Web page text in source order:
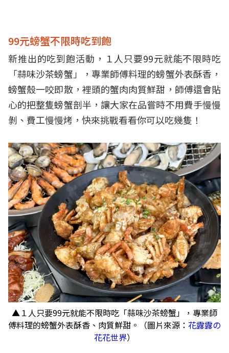
99元螃蟹不限時吃到飽
新推出的吃到飽活動，１人只要99元就能不限時吃
「蒜味沙茶螃蟹」，專業師傅料理的螃蟹外表酥香，
螃蟹殼一咬即散，裡頭的蟹肉肉質鮮甜，師傅還會貼
心的把整隻螃蟹剖半，讓大家在品嘗時不用費手慢慢
剝、費工慢慢烤，快來挑戰看看你可以吃幾隻！
▲１人只要99元就能不限時吃「蒜味沙茶螃蟹」，專業師
傅料理的螃蟹外表酥香、肉質鮮甜。（圖片來源： 花露露の
花花世界）